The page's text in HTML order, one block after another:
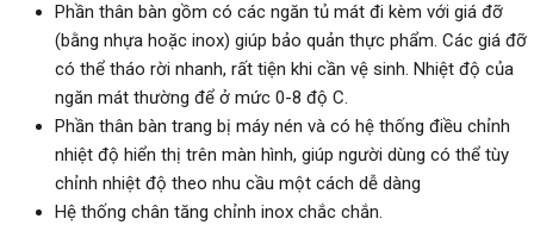
Phần thân bàn gồm có các ngăn tủ mát đi kèm với giá đỡ
(bằng nhựa hoặc inox) giúp bảo quản thực phẩm. Các giá đỡ
có thể tháo rời nhanh, rất tiện khi cần vệ sinh. Nhiệt độ của
ngăn mát thường để ở mức 0-8 độ C.
Phần thân bàn trang bị máy nén và có hệ thống điều chỉnh
nhiệt độ hiển thị trên màn hình, giúp người dùng có thể tùy
chỉnh nhiệt độ theo nhu cầu một cách dễ dàng
Hệ thống chân tăng chỉnh inox chắc chắn.